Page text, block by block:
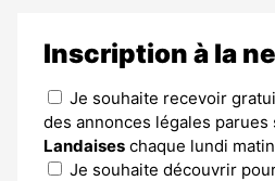
Inscription à la
Je souhaite recevoir
des annonces légales parues
Landaises chaque lundi
Je souhaite découvrir